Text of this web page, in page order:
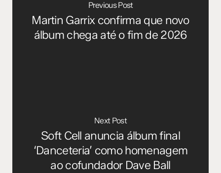
Previous Post
Martin Garrix confirma que novo
álbum chega até o fim de 2026
Next Post
Soft Cell anuncia álbum final
‘Danceteria’ como homenagem
ao cofundador Dave Ball